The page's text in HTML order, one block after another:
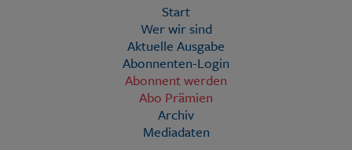
Start
Wer wir sind
Aktuelle Ausgabe
Abonnenten-Login
Abonnent werden
Abo Prämien
Archiv
Mediadaten